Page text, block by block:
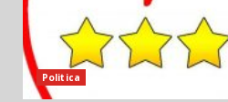
Politica